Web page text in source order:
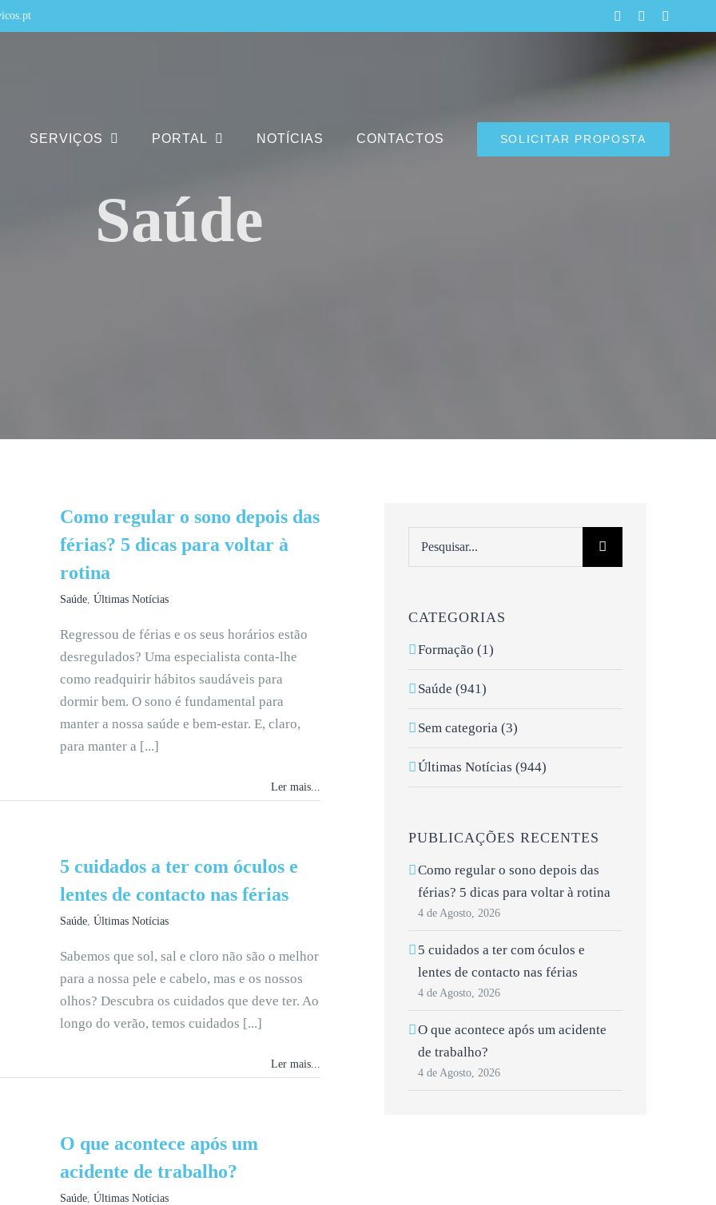
LinkedInFacebook
SERVIÇOS PORTAL NOTÍCIAS CONTACTOS SOLICITAR PROPOSTA
Saúde
Como regular o sono depois das
férias? 5 dicas para voltar à
rotina
Saúde, Últimas Notícias
Regressou de férias e os seus horários estão
desregulados? Uma especialista conta-lhe
como readquirir hábitos saudáveis para
dormir bem. O sono é fundamental para
manter a nossa saúde e bem-estar. E, claro,
para manter a [...]
Ler mais...
5 cuidados a ter com óculos e
lentes de contacto nas férias
Saúde, Últimas Notícias
Sabemos que sol, sal e cloro não são o melhor
para a nossa pele e cabelo, mas e os nossos
olhos? Descubra os cuidados que deve ter. Ao
longo do verão, temos cuidados [...]
Ler mais...
O que acontece após um
acidente de trabalho?
Saúde, Últimas Notícias
CATEGORIAS
Formação (1)
Saúde (941)
Sem categoria (3)
Últimas Notícias (944)
PUBLICAÇÕES RECENTES
Como regular o sono depois das
férias? 5 dicas para voltar à rotina
4 de Agosto, 2026
5 cuidados a ter com óculos e
lentes de contacto nas férias
4 de Agosto, 2026
O que acontece após um acidente
de trabalho?
4 de Agosto, 2026